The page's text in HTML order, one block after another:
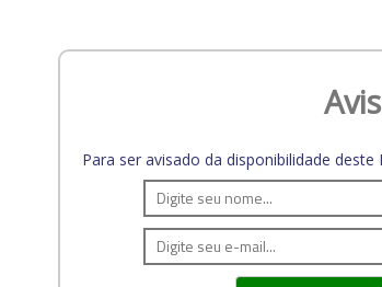
Para ser avisado da disponibilidade